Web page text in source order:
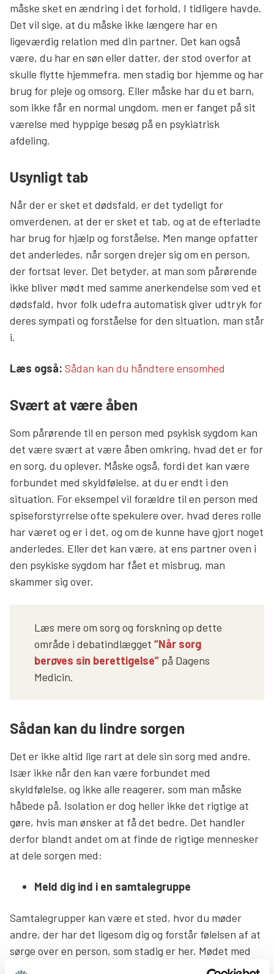
måske sket en ændring i det forhold, I tidligere havde.
Det vil sige, at du måske ikke længere har en
ligeværdig relation med din partner. Det kan også
være, du har en søn eller datter, der stod overfor at
skulle flytte hjemmefra, men stadig bor hjemme og har
brug for pleje og omsorg. Eller måske har du et barn,
som ikke får en normal ungdom, men er fanget på sit
værelse med hyppige besøg på en psykiatrisk
afdeling.
Usynligt tab
Når der er sket et dødsfald, er det tydeligt for
omverdenen, at der er sket et tab, og at de efterladte
har brug for hjælp og forståelse. Men mange opfatter
det anderledes, når sorgen drejer sig om en person,
der fortsat lever. Det betyder, at man som pårørende
ikke bliver mødt med samme anerkendelse som ved et
dødsfald, hvor folk udefra automatisk giver udtryk for
deres sympati og forståelse for den situation, man står
i.
Læs mere links
Læs også: Sådan kan du håndtere ensomhed
Svært at være åben
Som pårørende til en person med psykisk sygdom kan
det være svært at være åben omkring, hvad det er for
en sorg, du oplever. Måske også, fordi det kan være
forbundet med skyldfølelse, at du er endt i den
situation. For eksempel vil forældre til en person med
spiseforstyrrelse ofte spekulere over, hvad deres rolle
har været og er i det, og om de kunne have gjort noget
anderledes. Eller det kan være, at ens partner oven i
den psykiske sygdom har fået et misbrug, man
skammer sig over.
Læs mere om sorg og forskning op dette
område i debatindlægget “Når sorg
berøves sin berettigelse” på Dagens
Medicin.
Sådan kan du lindre sorgen
Det er ikke altid lige rart at dele sin sorg med andre.
Især ikke når den kan være forbundet med
skyldfølelse, og ikke alle reagerer, som man måske
håbede på. Isolation er dog heller ikke det rigtige at
gøre, hvis man ønsker at få det bedre. Det handler
derfor blandt andet om at finde de rigtige mennesker
at dele sorgen med:
Meld dig ind i en samtalegruppe
Samtalegrupper kan være et sted, hvor du møder
andre, der har det ligesom dig og forstår følelsen af at
sørge over en person, som stadig er her. Mødet med
andre, der forstår og genkender dine følelser, kan give